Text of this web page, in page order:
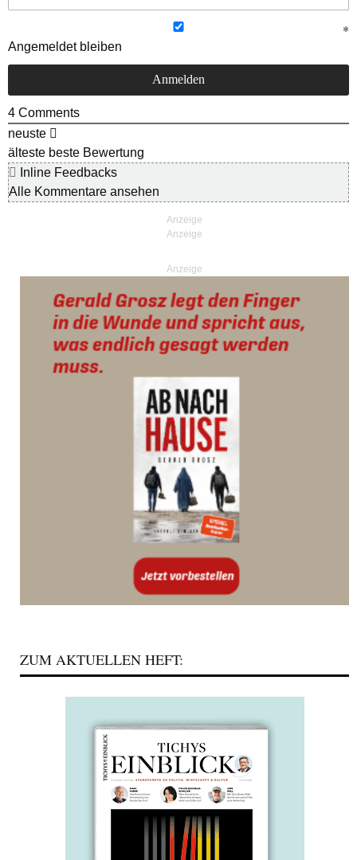
Angemeldet bleiben
4 Comments
neuste
älteste beste Bewertung
Inline Feedbacks
Alle Kommentare ansehen
Anzeige
ZUM AKTUELLEN HEFT: